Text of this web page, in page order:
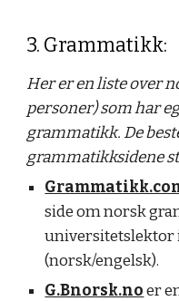
3. Grammatikk:
Her er en liste over
personer) som har
grammatikk. De
grammatikksidene
side om norsk
universitetslektor
(norsk/engelsk).
G.Bnorsk.noer